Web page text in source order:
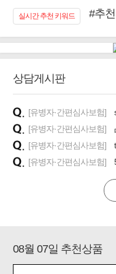
실시간 추천 키워드
#추
#우
#노
#임
#바
상담게시판
[유병자·간편심사보험]
[유병자·간편심사보험]
[유병자·간편심사보험]
[유병자·간편심사보험]
08월 07일 추천상품